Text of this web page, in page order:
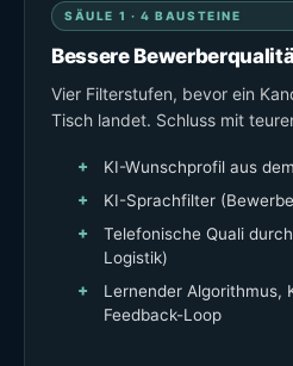
SÄULE 1 · 4 BAUSTEINE
Bessere
Vier Filterstufen, bevor ein
Tisch landet. Schluss mit
KI-Wunschprofil aus
KI-Sprachfilter
Telefonische Quali
Logistik)
Lernender Algorithmus,
Feedback-Loop